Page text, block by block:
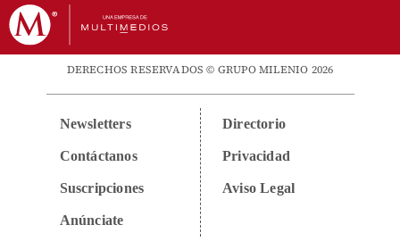
DERECHOS RESERVADOS © GRUPO MILENIO 2026
Newsletters
Contáctanos
Suscripciones
Anúnciate
Directorio
Privacidad
Aviso Legal